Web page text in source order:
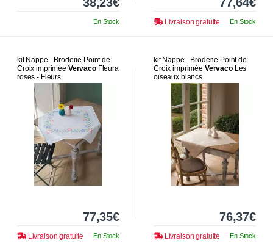
En Stock Livraison gratuite En Stock
kit Nappe - Broderie Point de
Croix imprimée VervacoFleura
roses - Fleurs
77,35€
Livraison gratuite En Stock
kit Nappe - Broderie Point de
Croix imprimée VervacoLes
oiseaux blancs
76,37€
Livraison gratuite En Stock